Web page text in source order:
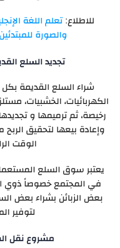
للاطلاع:تعلم اللغة
والصورة
تجديد السلع
شراء السلع القديمة بكل
الكهربائيات، الخشبيات،
رخيصة، ثم ترميمها و
وإعادة بيعها لتحقيق
الوقت
يعتبر سوق السلع
في المجتمع خصوصاً ذوي
بعض الزبائن بشراء بعض
لتوفير
مشروع نقل